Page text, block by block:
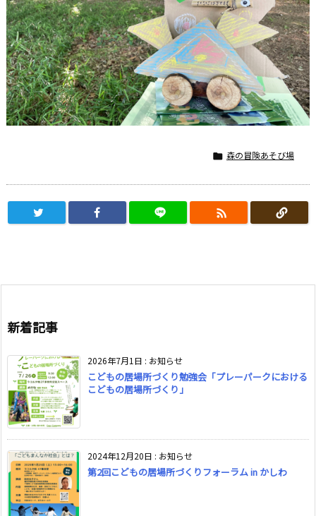
 森の冒険あそび場

新着記事
2026年7月1日 : お知らせ
こどもの居場所づくり勉強会「プレーパークにおける
こどもの居場所づくり」
2024年12月20日 : お知らせ
第2回こどもの居場所づくりフォーラム in かしわ